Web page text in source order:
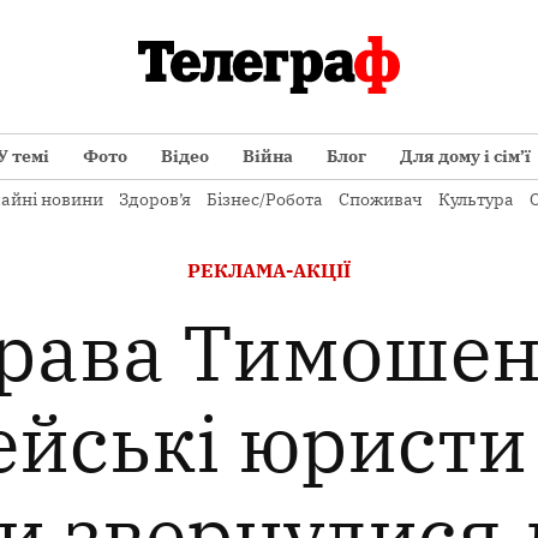
темі Фото Відео Війна Блог Для дому і сім’ї
новини Здоров’я Бізнес/Робота Споживач Культура
ОПУБЛІКОВАНО
РЕКЛАМА-АКЦІЇ